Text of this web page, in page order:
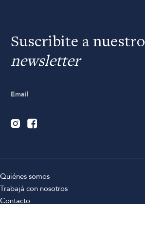
Suscribite a nuestro
newsletter
Quiénes somos
Trabajá con nosotros
Contacto